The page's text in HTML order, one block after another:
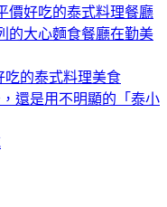
價好吃的泰式料理餐廳
的大心麵食餐廳在勤美
吃的泰式料理美食
還是用不明顯的「泰小